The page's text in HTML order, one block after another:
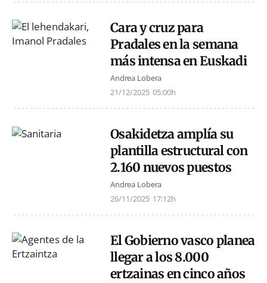
Cara y cruz para
Pradales en la semana
más intensa en Euskadi
Andrea Lobera
21/12/2025 05:00h
Osakidetza amplía su
plantilla estructural con
2.160 nuevos puestos
Andrea Lobera
26/11/2025 17:12h
El Gobierno vasco planea
llegar a los 8.000
ertzainas en cinco años